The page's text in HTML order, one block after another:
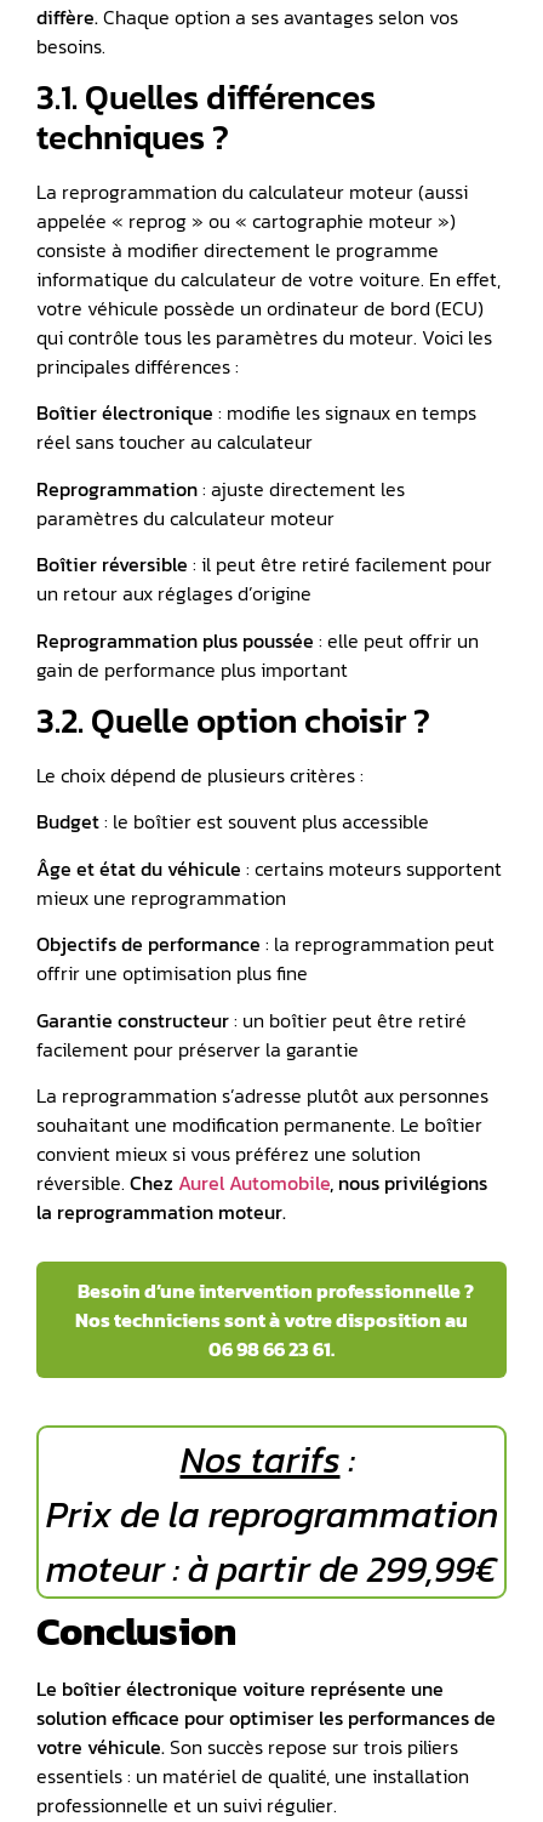
diffère.Chaque option a ses avantages selon vos
besoins.
3.1. Quelles différences
techniques ?
La reprogrammation du calculateur moteur (aussi
appelée « reprog » ou « cartographie moteur »)
consiste à modifier directement le programme
informatique du calculateur de votre voiture. En effet,
votre véhicule possède un ordinateur de bord (ECU)
qui contrôle tous les paramètres du moteur. Voici les
principales différences :
Boîtier électronique : modifie les signaux en temps
réel sans toucher au calculateur
Reprogrammation: ajuste directement les
paramètres du calculateur moteur
Boîtier réversible : il peut être retiré facilement pour
un retour aux réglages d’origine
Reprogrammation plus poussée : elle peut offrir un
gain de performance plus important
3.2. Quelle option choisir ?
Le choix dépend de plusieurs critères :
Budget: le boîtier est souvent plus accessible
Âge et état du véhicule : certains moteurs supportent
mieux une reprogrammation
Objectifs de performance : la reprogrammation peut
offrir une optimisation plus fine
Garantie constructeur: un boîtier peut être retiré
facilement pour préserver la garantie
La reprogrammation s’adresse plutôt aux personnes
souhaitant une modification permanente. Le boîtier
convient mieux si vous préférez une solution
réversible. ChezAurel Automobile, nous privilégions
la reprogrammation moteur.
Besoin d’une intervention professionnelle ?
Nos techniciens sont à votre disposition au
06 98 66 23 61.
Nos tarifs:
Prix de la reprogrammation
moteur : à partir de 299,99€
Conclusion
Le boîtier électronique voiture représente une
solution efficace pour optimiser les performances de
votre véhicule.Son succès repose sur trois piliers
essentiels : un matériel de qualité, une installation
professionnelle et un suivi régulier.